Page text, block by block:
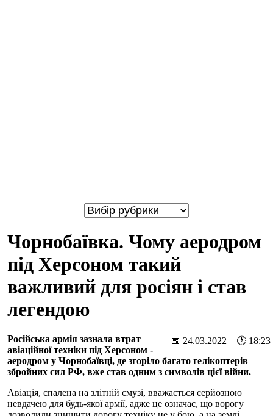
Чорнобаївка. Чому аеродром
під Херсоном такий
важливий для росіян і став
легендою
📅 24.03.2022 🕐 18:23
Російська армія зазнала втрат
авіаційної техніки під Херсоном -
аеродром у Чорнобаївці, де згоріло багато гелікоптерів
збройних сил РФ, вже став одним з символів цієї війни.
Авіація, спалена на злітній смузі, вважається серйозною
невдачею для будь-якої армії, адже це означає, що ворогу